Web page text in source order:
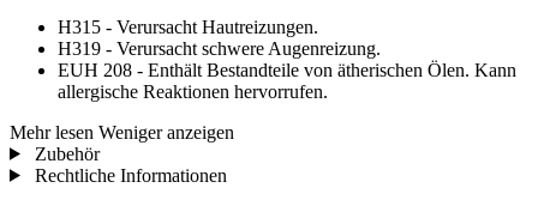
H315 - Verursacht Hautreizungen.
H319 - Verursacht schwere Augenreizung.
EUH 208 - Enthält Bestandteile von ätherischen Ölen. Kann
allergische Reaktionen hervorrufen.
Mehr lesen Weniger anzeigen
Zubehör
Rechtliche Informationen